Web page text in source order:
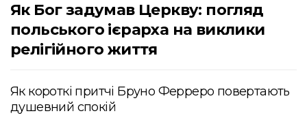
Як Бог задумав Церкву: погляд
польського ієрарха на виклики
релігійного життя
Як короткі притчі Бруно Ферреро повертають
душевний спокій